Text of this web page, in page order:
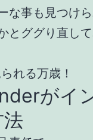
な事も見つけ
とググり直し
れる万歳！
がイ